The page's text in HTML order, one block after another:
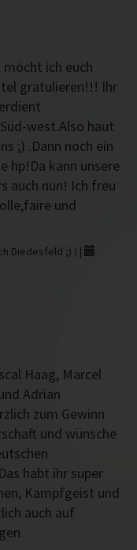
ich euch
gratulieren!!! Ihr
west.Also haut
;) .Dann noch ein
hp!Da kann unsere
auch nun! Ich freu
und
Diedesfeld ;) ) |
Haag, Marcel
Adrian
zum Gewinn
und wünsche
habt ihr super
Kampfgeist und
auch auf